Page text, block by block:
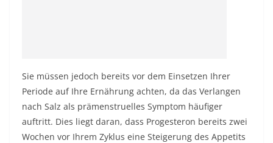
Sie müssen jedoch bereits vor dem Einsetzen Ihrer
Periode auf Ihre Ernährung achten, da das Verlangen
nach Salz als prämenstruelles Symptom häufiger
auftritt. Dies liegt daran, dass Progesteron bereits zwei
Wochen vor Ihrem Zyklus eine Steigerung des Appetits